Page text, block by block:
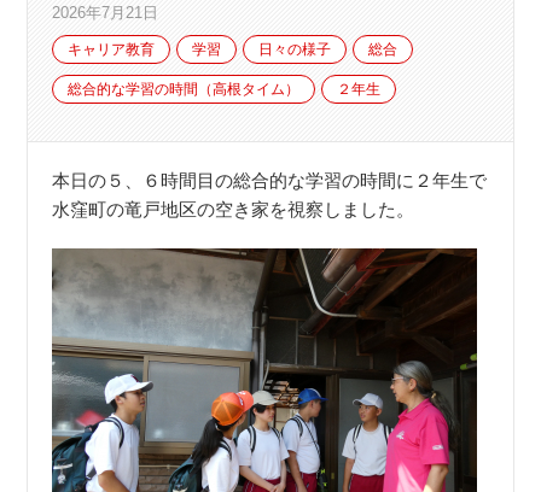
2026年7月21日
キャリア教育 学習 日々の様子 総合
総合的な学習の時間（高根タイム） ２年生
本日の５、６時間目の総合的な学習の時間に２年生で
水窪町の竜戸地区の空き家を視察しました。